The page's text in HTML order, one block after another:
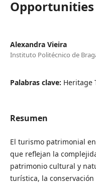
Opportunities
Alexandra Vieira
Instituto Politécnico de
Palabras clave: Heritage
Resumen
El turismo patrimonial
que reflejan la
patrimonio cultural y
turística, la